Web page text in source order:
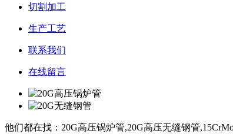
切割加工
生产工艺
联系我们
在线留言
他们都在找：20G高压锅炉管,20G高压无缝钢管